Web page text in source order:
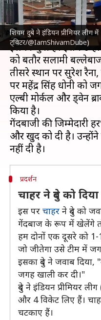
शिवम दुबे ने इंडियन प्रीमियर लीग
ट्विटर/@IamShivamDube)
क्या है खबर?
शिवम दुबेनेचेन्नई
इलेवन चुनी हैं। इसमें
को बतौर सलामी
तीसरे स्थान पर सुरेश
पर महेंद्र सिंह धोनी को
एल्बी मोर्कल और ड्वेन
किया है।
गेंदबाजी की जिम्मेदारी
और खुद को दी है।
प्रदर्शन
चाहर ने दुबे को
इस पर चाहर ने दुबे को
गेंदबाज के रूप में खेलेंगे
हम दोनों एक दूसरे को
जो जीतेगा उसे टीम में
इसका दुबे ने जवाब
जगह खाली कर दी।"
दुबे ने इंडियन प्रीमियर
और 4 विकेट लिए हैं।
चटकाए हैं।